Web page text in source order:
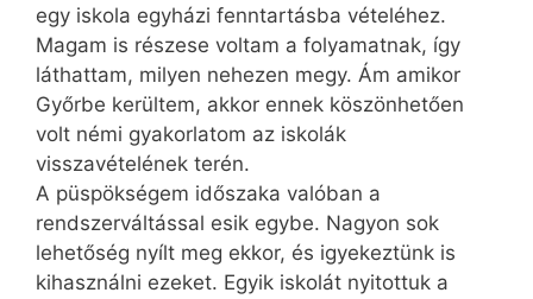
egy iskola egyházi fenntartásba vételéhez.
Magam is részese voltam a folyamatnak, így
láthattam, milyen nehezen megy. Ám amikor
Győrbe kerültem, akkor ennek köszönhetően
volt némi gyakorlatom az iskolák
visszavételének terén.
A püspökségem időszaka valóban a
rendszerváltással esik egybe. Nagyon sok
lehetőség nyílt meg ekkor, és igyekeztünk is
kihasználni ezeket. Egyik iskolát nyitottuk a